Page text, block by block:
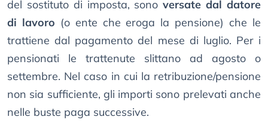
del sostituto di imposta, sonoversate dal datore
di lavoro (o ente che eroga la pensione) che le
trattiene dal pagamento del mese di luglio. Per i
pensionati le trattenute slittano ad agosto o
settembre. Nel caso in cui la retribuzione/pensione
non sia sufficiente, gli importi sono prelevati anche
nelle buste paga successive.